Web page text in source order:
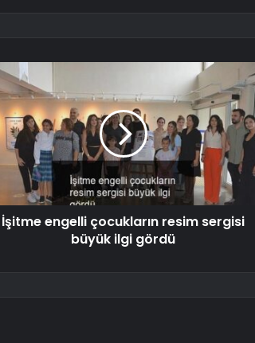
İşitme engelli çocukların resim sergisi
büyük ilgi gördü